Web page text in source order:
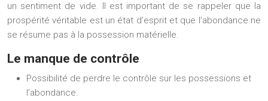
un sentiment de vide. Il est important de se rappeler que la
prospérité véritable est un état d’esprit et que l’abondance ne
se résume pas à la possession matérielle.
Le manque de contrôle
Possibilité de perdre le contrôle sur les possessions et
l’abondance.